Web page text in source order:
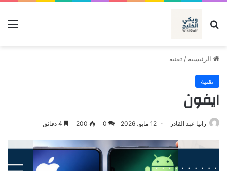
بحث عن
الرئيسية / تقنية
تقنية
ايفون
رانيا عبد القادر 12 مايو، 2026 0
200